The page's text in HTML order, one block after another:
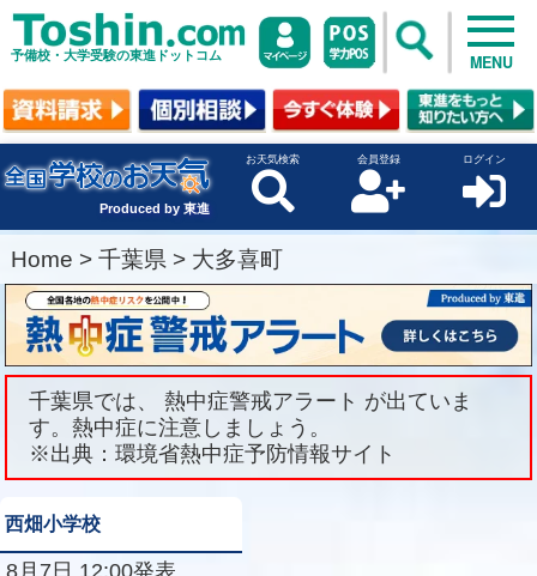
予備校・大学受験の東進ドットコム MENU
Produced by 東進
お天気検索 会員登録 ログイン
Home > 千葉県 > 大多喜町
千葉県では、 熱中症警戒アラート が出ていま
す。熱中症に注意しましょう。
※出典：環境省熱中症予防情報サイト
西畑小学校